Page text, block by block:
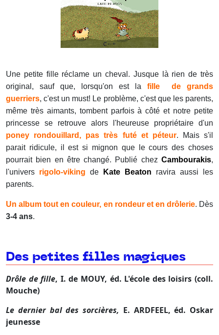
Une petite fille réclame un cheval. Jusque là rien de très
original, sauf que, lorsqu'on est la fille de grands
guerriers, c'est un must! Le problème, c'est que les parents,
même très aimants, tombent parfois à côté et notre petite
princesse se retrouve alors l'heureuse propriétaire d'un
poney rondouillard, pas très futé et péteur. Mais s'il
parait ridicule, il est si mignon que le cours des choses
pourrait bien en être changé. Publié chez Cambourakis,
l'univers rigolo-viking de Kate Beaton ravira aussi les
parents.
Un album tout en couleur, en rondeur et en drôlerie. Dès
3-4 ans.
Des petites filles magiques
Drôle de fille, I. de MOUY, éd. L'école des loisirs (coll.
Mouche)
Le dernier bal des sorcières, E. ARDFEEL, éd. Oskar
jeunesse